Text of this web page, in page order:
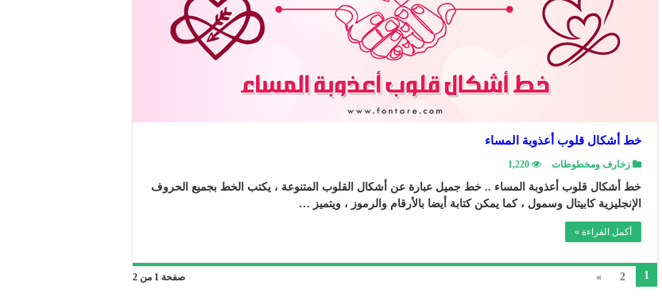
خط أشكال قلوب أعذوبة المساء
زخارف ومخطوطات 1,220
خط أشكال قلوب أعذوبة المساء .. خط جميل عبارة عن أشكال القلوب المتنوعة ، يكتب الخط بجميع الحروف
الإنجليزية كابيتال وسمول ، كما يمكن كتابة أيضا بالأرقام والرموز ، ويتميز …
أكمل القراءة »
صفحة 1 من 2 1
2
»